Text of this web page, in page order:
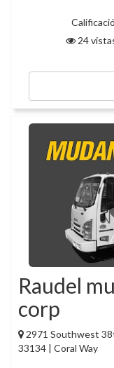
24
Raudel
corp
2971 Southwest
33134 | Coral Way